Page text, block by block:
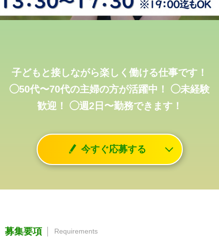
子どもと接しながら楽しく働ける仕事です！
◯50代〜70代の主婦の方が活躍中！
◯未経験
歓迎！
◯週2日〜勤務できます！
今すぐ応募する
募集要項 Requirements